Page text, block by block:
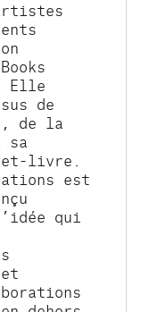
Elle
de
de la
sa
livre.
est
qui